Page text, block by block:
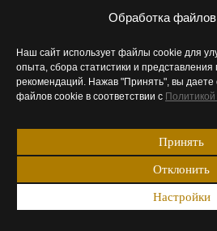
Обработка
Наш сайт использует файлы cookie для
опыта, сбора статистики и
рекомендаций. Нажав "Принять", вы даете
файлов cookie в соответствии с
Принять
Отклонить
Настройки
для SMM-
За какой срок можно
профиль в
Сколько времени
подготовка к старту